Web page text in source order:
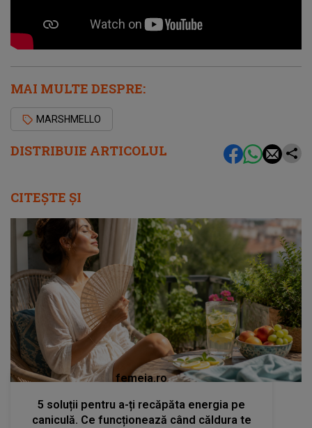
DISTRIBUIE ARTICOLUL
MAI MULTE DESPRE:
MARSHMELLO
CITEȘTE ȘI
femeia.ro
5 soluții pentru a-ți recăpăta energia pe
caniculă. Ce funcționează când căldura te